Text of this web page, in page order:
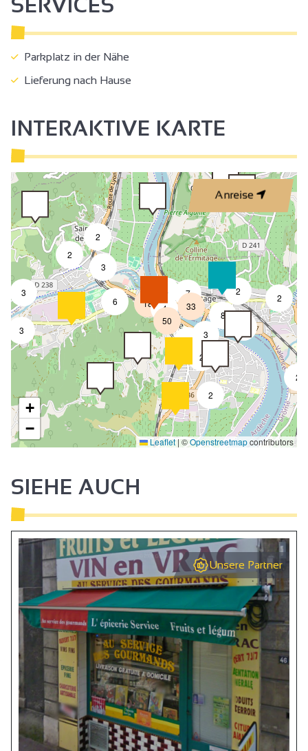
SERVICES
Parkplatz in der Nähe
Lieferung nach Hause
INTERAKTIVE KARTE
Anreise
2
2
2
2
2
2
8
3
3
2
3
6
4
4
18
7
2
3
50
33
+
−
Leaflet | ©Openstreetmapcontributors
SIEHE AUCH
Unsere Partner